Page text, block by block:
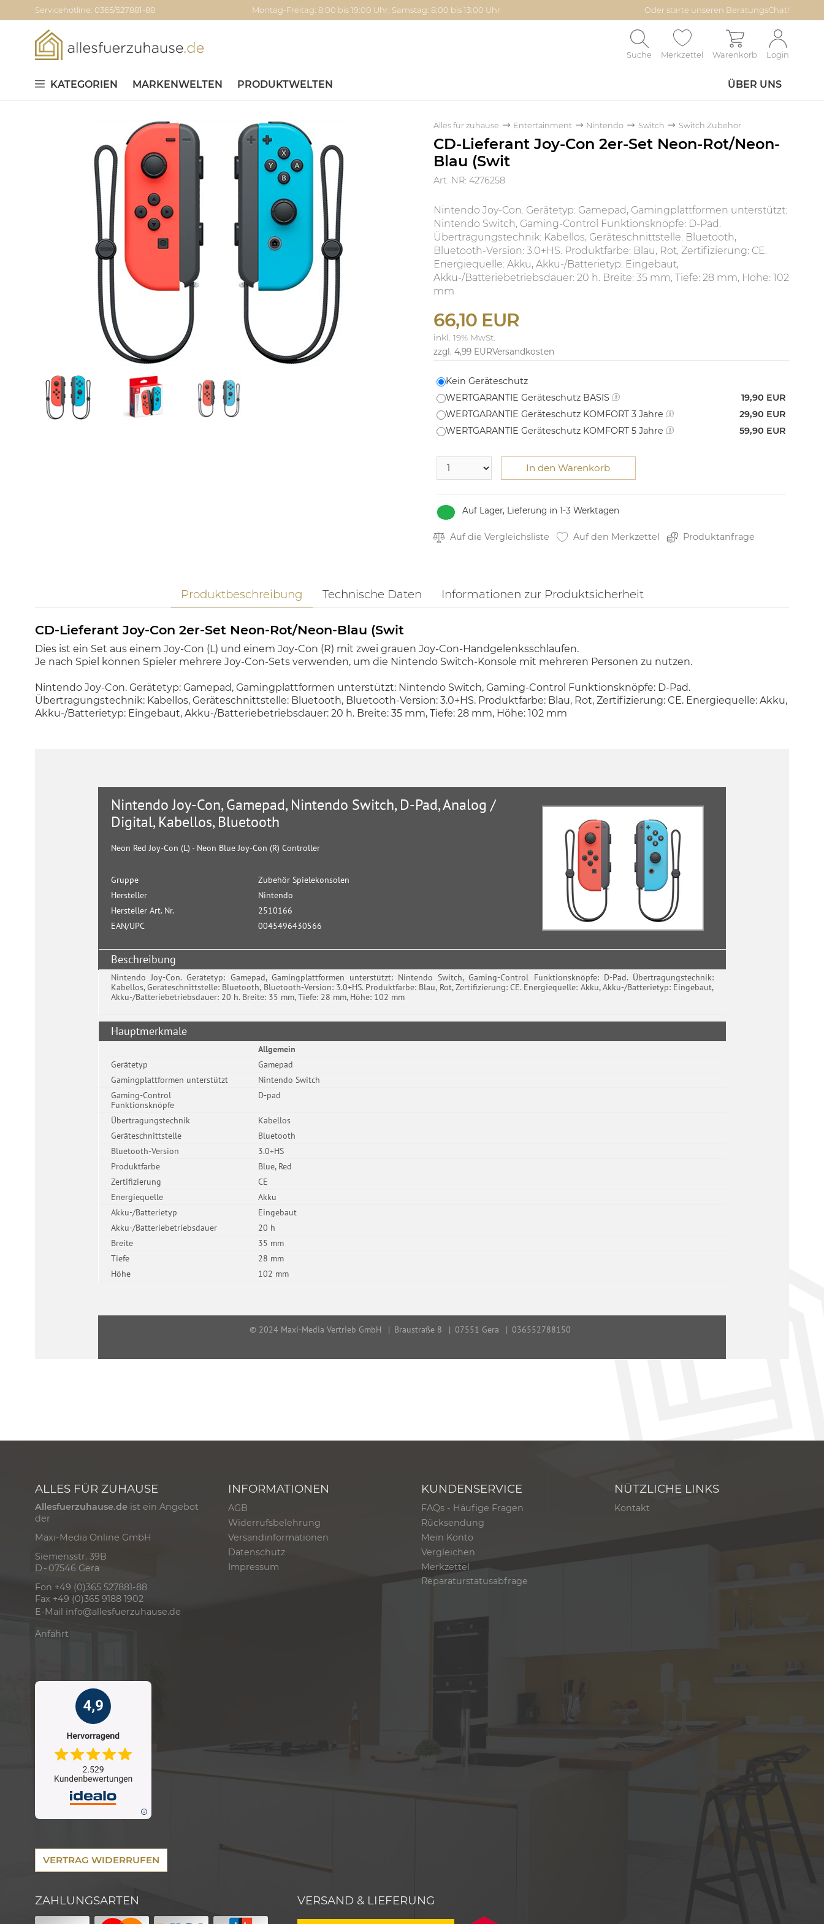
Servicehotline: 0365/527881-88 Montag-Freitag: 8:00 bis 19:00 Uhr, Samstag: 8:00 bis 13:00 Uhr Oder starte unseren BeratungsChat!
Suche Merkzettel Warenkorb Login
KATEGORIEN MARKENWELTEN PRODUKTWELTEN ÜBER UNS
Alles für zuhause Entertainment Nintendo Switch Switch Zubehör
CD-Lieferant Joy-Con 2er-Set Neon-Rot/Neon-
Blau (Swit
Art. NR: 4276258
Nintendo Joy-Con. Gerätetyp: Gamepad, Gamingplattformen unterstützt:
Nintendo Switch, Gaming-Control Funktionsknöpfe: D-Pad.
Übertragungstechnik: Kabellos, Geräteschnittstelle: Bluetooth,
Bluetooth-Version: 3.0+HS. Produktfarbe: Blau, Rot, Zertifizierung: CE.
Energiequelle: Akku, Akku-/Batterietyp: Eingebaut,
Akku-/Batteriebetriebsdauer: 20 h. Breite: 35 mm, Tiefe: 28 mm, Höhe: 102
mm
66,10 EUR
inkl. 19% MwSt.
zzgl. 4,99 EURVersandkosten
Auf Lager, Lieferung in 1-3 Werktagen
Kein Geräteschutz
WERTGARANTIE Geräteschutz BASIS
19,90 EUR
WERTGARANTIE Geräteschutz KOMFORT 3 Jahre
29,90 EUR
WERTGARANTIE Geräteschutz KOMFORT 5 Jahre
59,90 EUR
In den Warenkorb
Auf die Vergleichsliste Auf den Merkzettel Produktanfrage
Produktbeschreibung Technische Daten Informationen zur Produktsicherheit
CD-Lieferant Joy-Con 2er-Set Neon-Rot/Neon-Blau (Swit
Dies ist ein Set aus einem Joy-Con (L) und einem Joy-Con (R) mit zwei grauen Joy-Con-Handgelenksschlaufen.
Je nach Spiel können Spieler mehrere Joy-Con-Sets verwenden, um die Nintendo Switch-Konsole mit mehreren Personen zu nutzen.
Nintendo Joy-Con. Gerätetyp: Gamepad, Gamingplattformen unterstützt: Nintendo Switch, Gaming-Control Funktionsknöpfe: D-Pad.
Übertragungstechnik: Kabellos, Geräteschnittstelle: Bluetooth, Bluetooth-Version: 3.0+HS. Produktfarbe: Blau, Rot, Zertifizierung: CE. Energiequelle: Akku,
Akku-/Batterietyp: Eingebaut, Akku-/Batteriebetriebsdauer: 20 h. Breite: 35 mm, Tiefe: 28 mm, Höhe: 102 mm
ALLES FÜR ZUHAUSE
Allesfuerzuhause.de ist ein Angebot
der
Maxi-Media Online GmbH
Siemensstr. 39B
D - 07546 Gera
Fon +49 (0)365 527881-88
Fax +49 (0)365 9188 1902
E-Mail info@allesfuerzuhause.de
Anfahrt
INFORMATIONEN
AGB
Widerrufsbelehrung
Versandinformationen
Datenschutz
Impressum
KUNDENSERVICE
FAQs - Häufige Fragen
Rücksendung
Mein Konto
Vergleichen
Merkzettel
Reparaturstatusabfrage
NÜTZLICHE LINKS
Kontakt
VERTRAG WIDERRUFEN
ZAHLUNGSARTEN VERSAND & LIEFERUNG